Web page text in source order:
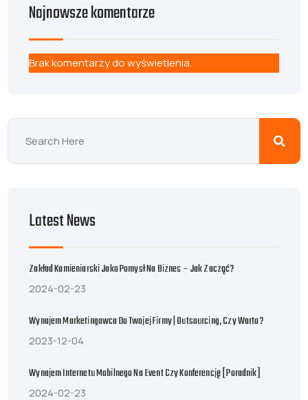
Najnowsze komentarze
Brak komentarzy do wyświetlenia.
Latest News
Zakład Kamieniarski Jako Pomysł Na Biznes – Jak Zacząć?
2024-02-23
Wynajem Marketingowca Do Twojej Firmy | Outsourcing, Czy Warto?
2023-12-04
Wynajem Internetu Mobilnego Na Event Czy Konferencję [poradnik]
2024-02-23